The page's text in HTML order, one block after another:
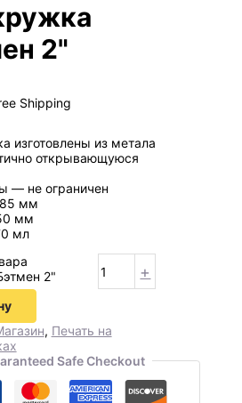
2"
Shipping
изготовлены из метала
открывающуюся
— не ограничен
мм
мм
мл
2"
+
, Печать на
Safe Checkout